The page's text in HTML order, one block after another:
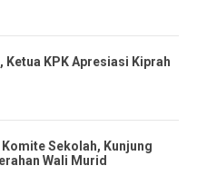
Ketua KPK Apresiasi Kiprah
Sekolah, Kunjung
Wali Murid